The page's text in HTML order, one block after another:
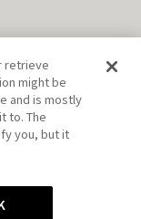
用を禁じます。
retrieve
might be
and is mostly
to. The
you, but it